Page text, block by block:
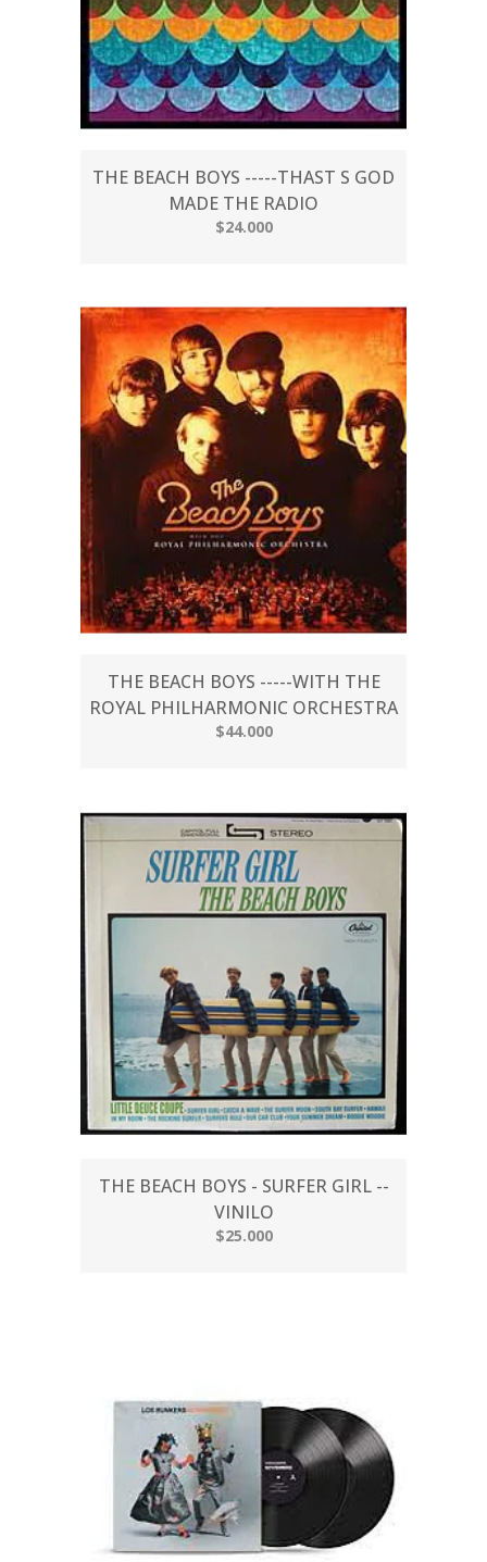
THE BEACH BOYS -----THAST S GOD
MADE THE RADIO
$24.000
THE BEACH BOYS -----WITH THE
ROYAL PHILHARMONIC ORCHESTRA
$44.000
THE BEACH BOYS - SURFER GIRL --
VINILO
$25.000